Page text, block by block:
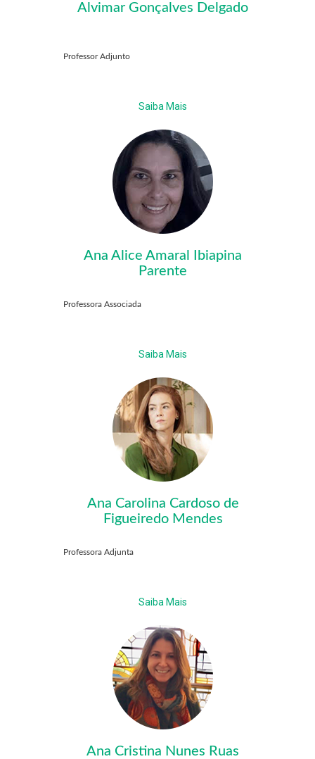
Alvimar Gonçalves Delgado
Professor Adjunto
Saiba Mais
Ana Alice Amaral Ibiapina
Parente
Professora Associada
Saiba Mais
Ana Carolina Cardoso de
Figueiredo Mendes
Professora Adjunta
Saiba Mais
Ana Cristina Nunes Ruas